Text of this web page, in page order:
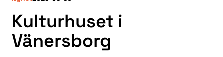
Kulturhuset i
Vänersborg